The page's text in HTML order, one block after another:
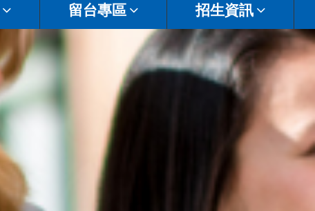
留台專區 招生資訊